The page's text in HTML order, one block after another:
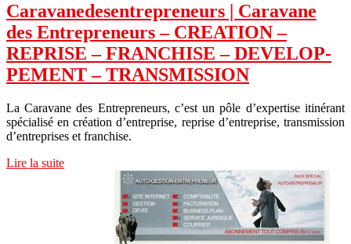
Caravanedesentrep­re­neurs | Caravane
des Entrep­re­neurs – CREATION –
REPRISE – FRANCHISE – DEVELOP­
PEMENT – TRANSMIS­SION
La Caravane des Entrepreneurs, c’est un pôle d’expertise itinérant
spécialisé en création d’entreprise, reprise d’entreprise, transmission
d’entreprises et franchise.
Lire la suite